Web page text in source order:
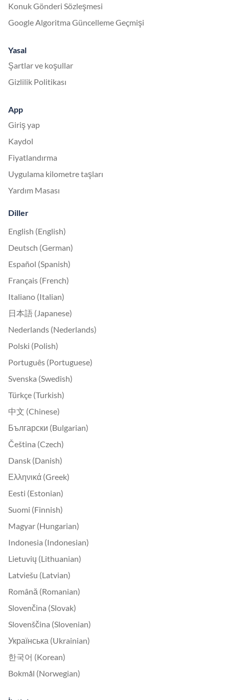
Konuk Gönderi Sözleşmesi
Google Algoritma Güncelleme Geçmişi
Yasal
Şartlar ve koşullar
Gizlilik Politikası
App
Giriş yap
Kaydol
Fiyatlandırma
Uygulama kilometre taşları
Yardım Masası
Diller
English (English)
Deutsch (German)
Español (Spanish)
Français (French)
Italiano (Italian)
日本語 (Japanese)
Nederlands (Nederlands)
Polski (Polish)
Português (Portuguese)
Svenska (Swedish)
Türkçe (Turkish)
中文 (Chinese)
Български (Bulgarian)
Čeština (Czech)
Dansk (Danish)
Ελληνικά (Greek)
Eesti (Estonian)
Suomi (Finnish)
Magyar (Hungarian)
Indonesia (Indonesian)
Lietuvių (Lithuanian)
Latviešu (Latvian)
Română (Romanian)
Slovenčina (Slovak)
Slovenščina (Slovenian)
Українська (Ukrainian)
한국어 (Korean)
Bokmål (Norwegian)